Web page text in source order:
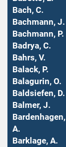
Bach, C.
Bachmann, J.
Bachmann, P.
Badrya, C.
Bahrs, V.
Balack, P.
Balagurin, O.
Baldsiefen, D.
Balmer, J.
Bardenhagen,
A.
Barklage, A.